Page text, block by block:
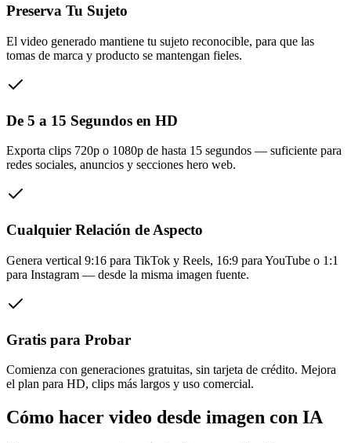
Preserva Tu Sujeto
El video generado mantiene tu sujeto reconocible, para que las
tomas de marca y producto se mantengan fieles.
De 5 a 15 Segundos en HD
Exporta clips 720p o 1080p de hasta 15 segundos — suficiente para
redes sociales, anuncios y secciones hero web.
Cualquier Relación de Aspecto
Genera vertical 9:16 para TikTok y Reels, 16:9 para YouTube o 1:1
para Instagram — desde la misma imagen fuente.
Gratis para Probar
Comienza con generaciones gratuitas, sin tarjeta de crédito. Mejora
el plan para HD, clips más largos y uso comercial.
Cómo hacer video desde imagen con IA